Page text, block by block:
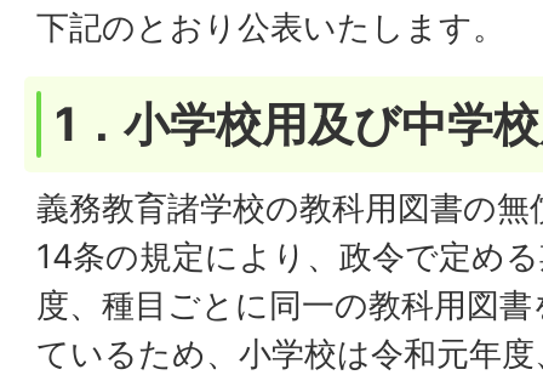
下記のとおり公表いたします。
1．小学校用及び中学
義務教育諸学校の教科用図書の
14条の規定により、政令で定め
度、種目ごとに同一の教科用図
ているため、小学校は令和元年